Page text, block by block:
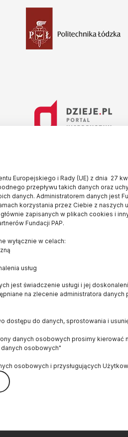
Europejskiego i Rady (UE) z dnia 27
przepływu takich danych oraz
danych. Administratorem danych jest
korzystania przez Ciebie z
zapisanych w plikach cookies i
Fundacji PAP.
wyłącznie w celach:
usług
jest świadczenie usługi i jej
na zlecenie administratora
dostępu do danych, sprostowania i
danych osobowych prosimy kierować
osobowych"
osobowych i przysługujących
dla czytelników
Nauki
Książka
strony
do pobrania
Autorzy